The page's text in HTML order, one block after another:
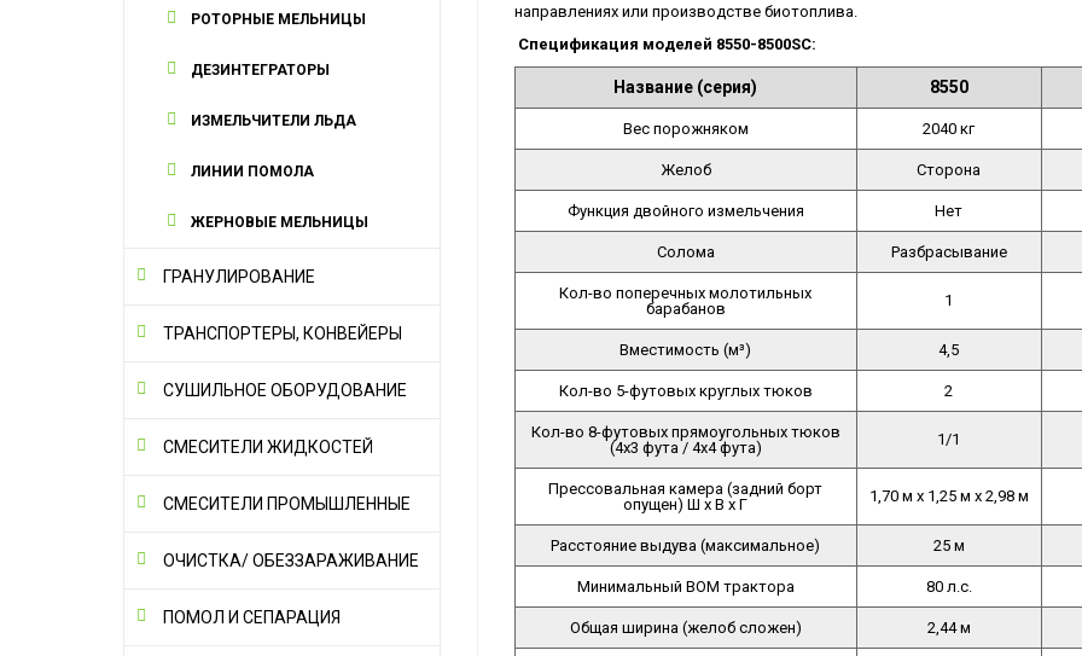
РОТОРНЫЕ МЕЛЬНИЦЫ
ДЕЗИНТЕГРАТОРЫ
ИЗМЕЛЬЧИТЕЛИ ЛЬДА
ЛИНИИ ПОМОЛА
ЖЕРНОВЫЕ МЕЛЬНИЦЫ
ГРАНУЛИРОВАНИЕ
ТРАНСПОРТЕРЫ, КОНВЕЙЕРЫ
СУШИЛЬНОЕ ОБОРУДОВАНИЕ
СМЕСИТЕЛИ ЖИДКОСТЕЙ
СМЕСИТЕЛИ ПРОМЫШЛЕННЫЕ
ОЧИСТКА/ ОБЕЗЗАРАЖИВАНИЕ
ПОМОЛ И СЕПАРАЦИЯ
направлениях или производстве биотоплива.
Спецификация моделей 8550-8500SC:
Название (серия) 8550
Вес порожняком 2040 кг
Желоб Сторона
Функция двойного измельчения Нет
Солома Разбрасывание
Кол-во поперечных молотильных
барабанов
1
Вместимость (м³) 4,5
Кол-во 5-футовых круглых тюков 2
Кол-во 8-футовых прямоугольных тюков
(4х3 фута / 4х4 фута)
1/1
Прессовальная камера (задний борт
опущен) Ш x В x Г
1,70 м x 1,25 м x 2,98 м
Расстояние выдува (максимальное) 25 м
Минимальный ВОМ трактора 80 л.с.
Общая ширина (желоб сложен) 2,44 м